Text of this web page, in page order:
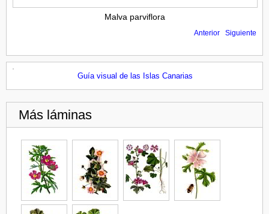
Malva parviflora
Anterior Siguiente
Guía visual de las Islas Canarias
Más láminas